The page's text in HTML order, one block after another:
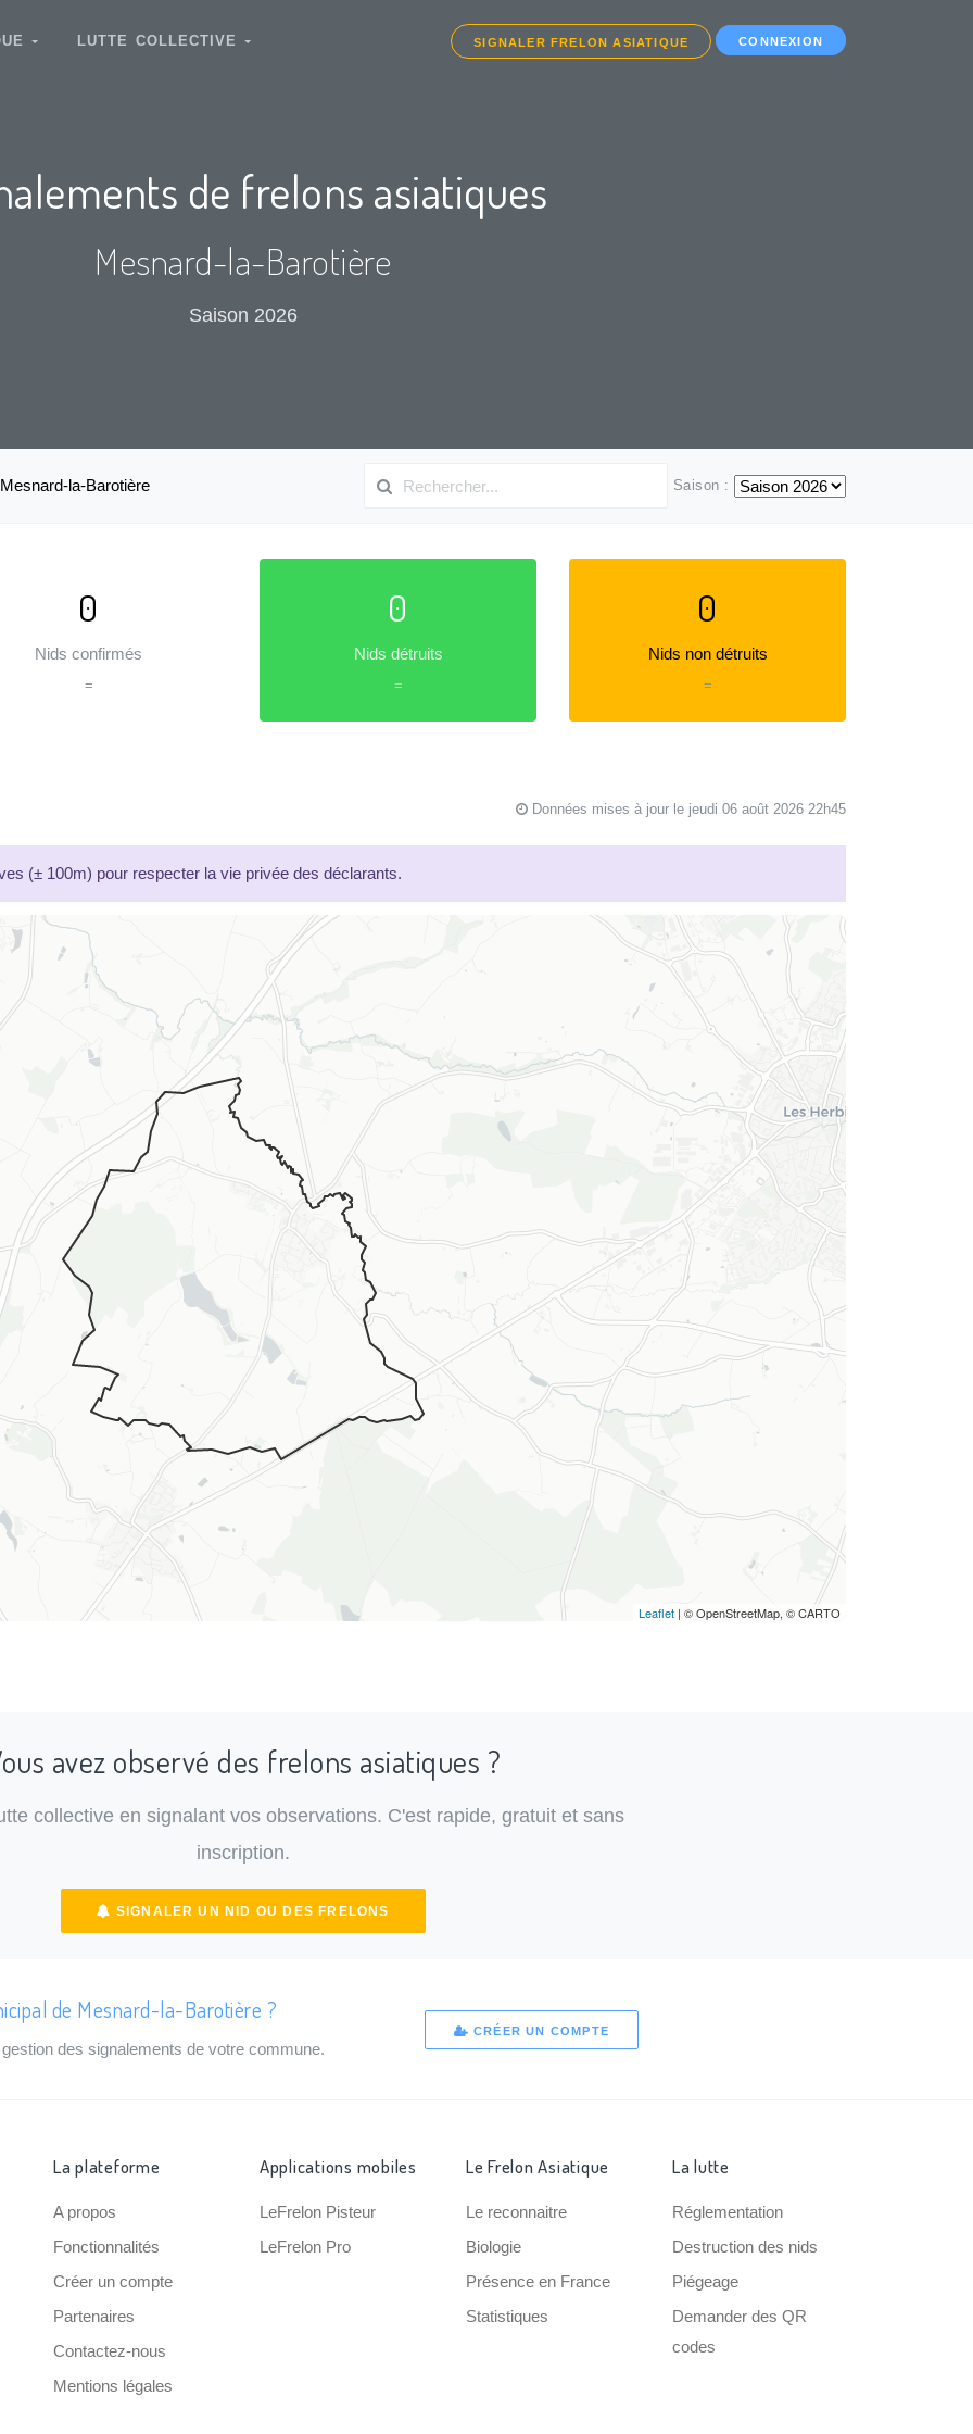
LUTTE COLLECTIVE SIGNALER FRELON ASIATIQUE CONNEXION
de frelons asiatiques
Mesnard-la-Barotière
Saison 2026
Mesnard-la-Barotière Saison :
0
Nids confirmés
=
0
Nids détruits
=
0
Nids non détruits
=
Données mises à jour le jeudi 06 août 2026 22h45
(± 100m) pour respecter la vie privée des déclarants.
Leaflet | © OpenStreetMap, © CARTO
avez observé des frelons asiatiques ?
collective en signalant vos observations. C'est rapide, gratuit et sans
inscription.
SIGNALER UN NID OU DES FRELONS
de Mesnard-la-Barotière ?
des signalements de votre commune.
CRÉER UN COMPTE
La plateforme
A propos
Fonctionnalités
Créer un compte
Partenaires
Contactez-nous
Mentions légales
Applications mobiles
LeFrelon Pisteur
LeFrelon Pro
Le Frelon Asiatique
Le reconnaitre
Biologie
Présence en France
Statistiques
La lutte
Réglementation
Destruction des nids
Piégeage
Demander des QR
codes